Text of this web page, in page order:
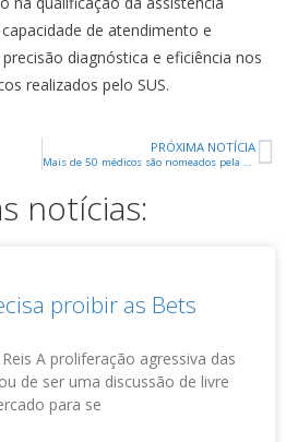
de atendimento e
diagnóstica e eficiência nos
realizados pelo SUS.
PRÓXIMA NOTÍCIA
Mais de 50 médicos são nomeados pela Prefeitura de Uberaba para reforçar rede municipal
notícias:
proibir as Bets
A proliferação agressiva das
de ser uma discussão de livre
para se